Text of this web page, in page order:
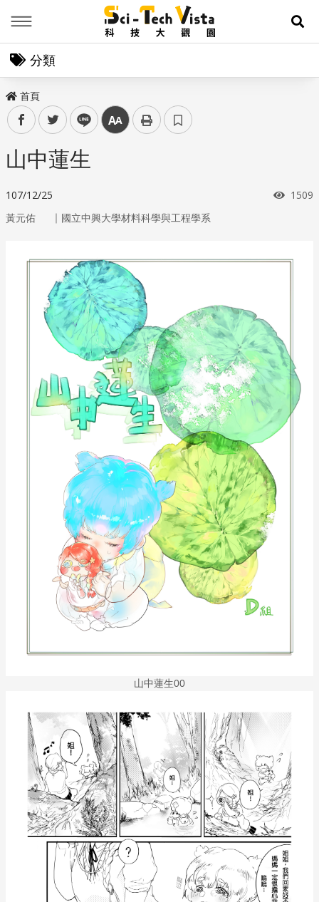
展
分類
首頁
facebooktwitter line 中
山中蓮生
107/12/25 瀏覽
1509
黃元佑 ｜ 國立中興大學材料科學與工程學系
山中蓮生00